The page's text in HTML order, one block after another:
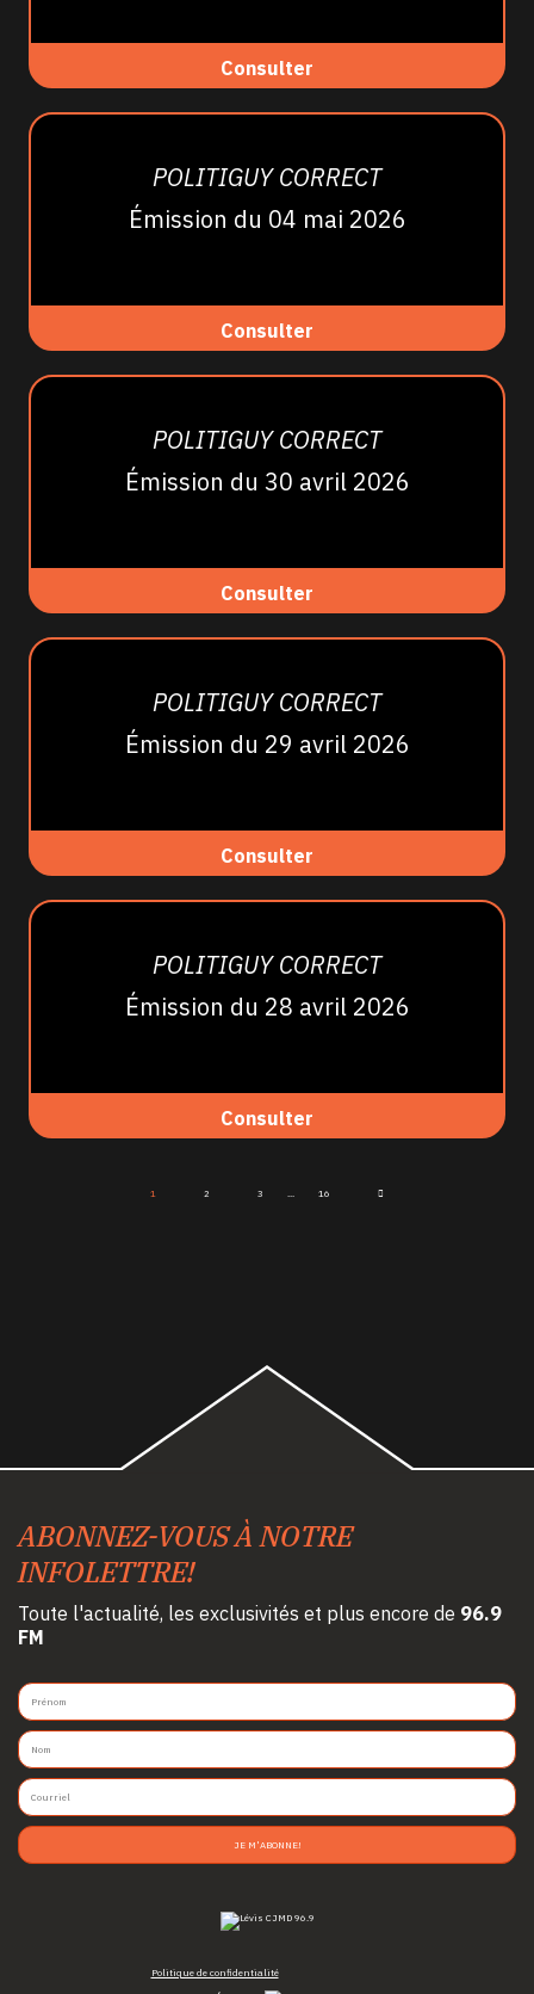
Consulter
POLITIGUY CORRECT
Émission du 04 mai 2026
Consulter
POLITIGUY CORRECT
Émission du 30 avril 2026
Consulter
POLITIGUY CORRECT
Émission du 29 avril 2026
Consulter
POLITIGUY CORRECT
Émission du 28 avril 2026
Consulter
1 2 3 ... 16
ABONNEZ-VOUS À NOTRE
INFOLETTRE!
Toute l'actualité, les exclusivités et plus encore de 96.9
FM
JE M'ABONNE!
Politique de confidentialité